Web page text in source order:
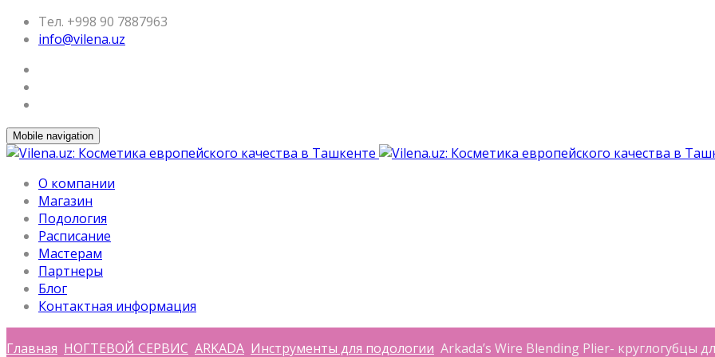
Тел. +998 90 7887963
info@vilena.uz
Mobile navigation
О компании
Магазин
Подология
Расписание
Мастерам
Партнеры
Блог
Контактная информация
Главная НОГТЕВОЙ СЕРВИС ARKADA Инструменты для подологии Arkada’s Wire Blending Plier- круглогубцы